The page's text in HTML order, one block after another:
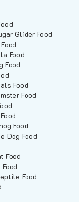
Glider Food
Food
Food
Food
Food
Food
Dog Food
Food
Food